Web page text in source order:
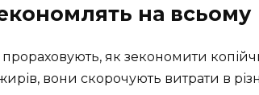
на всьому
прораховують, як зекономити
вони скорочують витрати в